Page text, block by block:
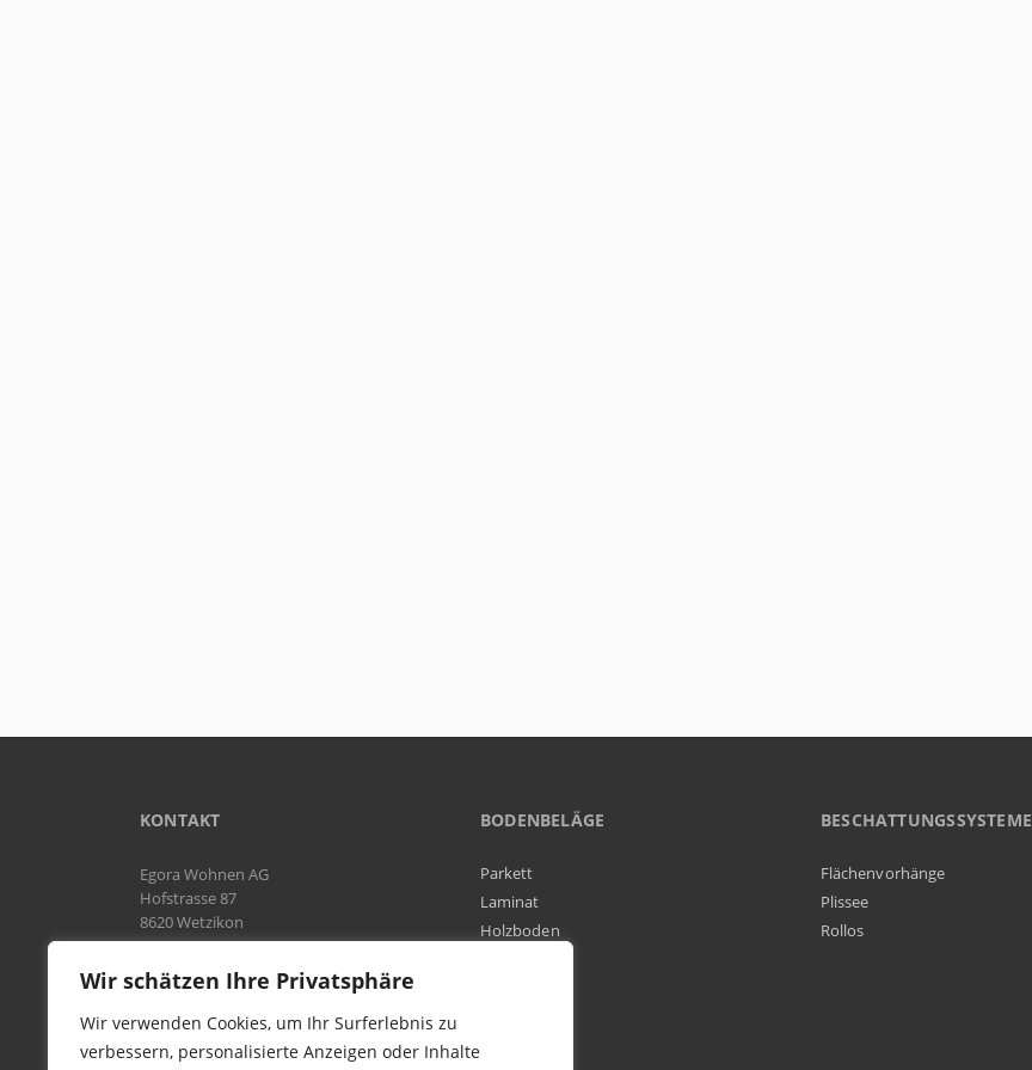
Wir schätzen Ihre Privatsphäre
Wir verwenden Cookies, um Ihr Surferlebnis zu
verbessern, personalisierte Anzeigen oder Inhalte
KONTAKT
Egora Wohnen AG
Hofstrasse 87
8620 Wetzikon
Natel:
076 566 38 92
Tel:044 954 25 61
Mail:info@egora-bodenbelaege.ch
BODENBELÄGE
Parkett
Laminat
Holzboden
BESCHATTUNGSSYSTEME
Flächenvorhänge
Plissee
Rollos